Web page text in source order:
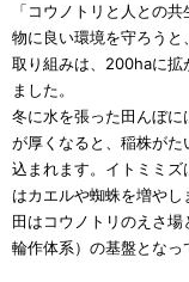
「コウノトリと人との
物に良い環境を守ろう
取り組みは、200haに拡
ました。
冬に水を張った田んぼ
が厚くなると、稲株が
込まれます。イトミミ
はカエルや蜘蛛を増や
田はコウノトリのえさ
輪作体系）の基盤となっ